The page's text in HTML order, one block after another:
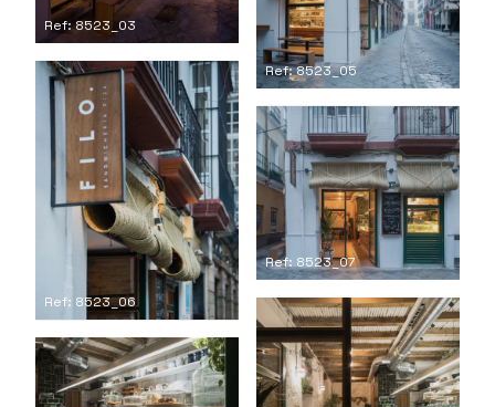
Ref: 8523_03
Ref: 8523_05
Ref: 8523_06
Ref: 8523_07